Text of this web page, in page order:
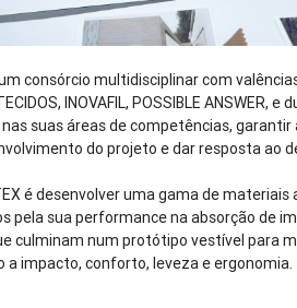
consórcio multidisciplinar com
INOVAFIL, POSSIBLE ANSWER, e
suas áreas de competências,
do projeto e dar resposta ao
é desenvolver uma gama de
pela sua performance na absorção de
culminam num protótipo vestível para
a impacto, conforto, leveza e ergonomia.